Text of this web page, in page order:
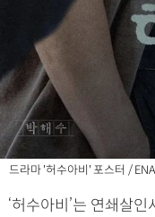
드라마 '허수아비' 포스터 / ENA
‘허수아비’는 연쇄살